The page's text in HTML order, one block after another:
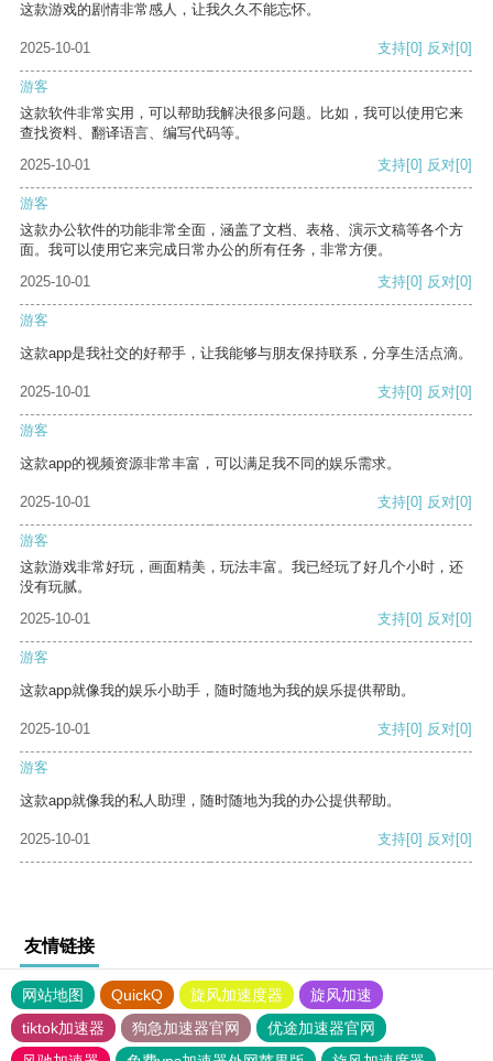
这款游戏的剧情非常感人，让我久久不能忘怀。
2025-10-01 支持[0] 反对[0]
游客
这款软件非常实用，可以帮助我解决很多问题。比如，我可以使用它来
查找资料、翻译语言、编写代码等。
2025-10-01
支持[0] 反对[0]
游客
这款办公软件的功能非常全面，涵盖了文档、表格、演示文稿等各个方
面。我可以使用它来完成日常办公的所有任务，非常方便。
2025-10-01
支持[0] 反对[0]
游客
这款app是我社交的好帮手，让我能够与朋友保持联系，分享生活点滴。
2025-10-01 支持[0] 反对[0]
游客
这款app的视频资源非常丰富，可以满足我不同的娱乐需求。
2025-10-01 支持[0] 反对[0]
游客
这款游戏非常好玩，画面精美，玩法丰富。我已经玩了好几个小时，还
没有玩腻。
2025-10-01
支持[0] 反对[0]
游客
这款app就像我的娱乐小助手，随时随地为我的娱乐提供帮助。
2025-10-01 支持[0] 反对[0]
游客
这款app就像我的私人助理，随时随地为我的办公提供帮助。
2025-10-01 支持[0] 反对[0]
友情链接
网站地图 QuickQ 旋风加速度器
旋风加速
tiktok加速器
狗急加速器官网
优途加速器官网